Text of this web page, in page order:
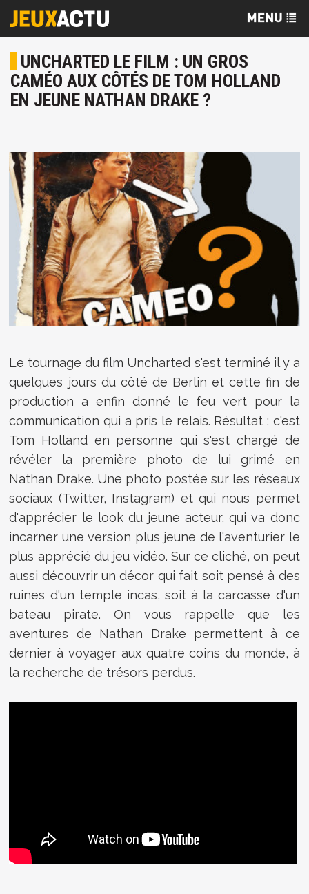
UNCHARTED LE FILM : UN GROS
CAMÉO AUX CÔTÉS DE TOM HOLLAND
EN JEUNE NATHAN DRAKE ?
Le tournage du film Uncharted s'est terminé il y a
quelques jours du côté de Berlin et cette fin de
production a enfin donné le feu vert pour la
communication qui a pris le relais. Résultat : c'est
Tom Holland en personne qui s'est chargé de
révéler la première photo de lui grimé en
Nathan Drake. Une photo postée sur les réseaux
sociaux (Twitter, Instagram) et qui nous permet
d'apprécier le look du jeune acteur, qui va donc
incarner une version plus jeune de l'aventurier le
plus apprécié du jeu vidéo. Sur ce cliché, on peut
aussi découvrir un décor qui fait soit pensé à des
ruines d'un temple incas, soit à la carcasse d'un
bateau pirate. On vous rappelle que les
aventures de Nathan Drake permettent à ce
dernier à voyager aux quatre coins du monde, à
la recherche de trésors perdus.